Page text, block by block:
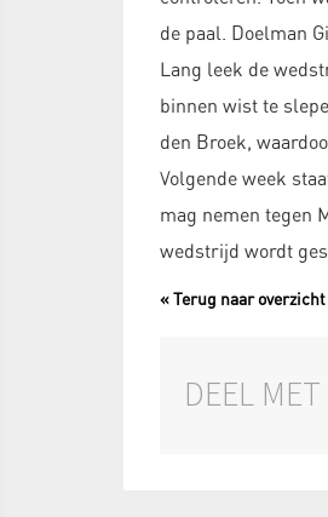
de paal. Doelman
Lang leek de
binnen wist te
den Broek,
Volgende week
mag nemen tegen
wedstrijd wordt
« Terug naar overzicht
DEEL